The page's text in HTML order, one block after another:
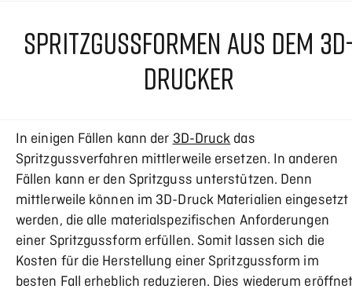
SPRITZGUSSFORMEN AUS DEM
DRUCKER
In einigen Fällen kann der3D-Druckdas
Spritzgussverfahren mittlerweile ersetzen. In anderen
Fällen kann er den Spritzguss unterstützen. Denn
mittlerweile können im 3D-Druck Materialien eingesetzt
werden, die alle materialspezifischen Anforderungen
einer Spritzgussform erfüllen. Somit lassen sich die
Kosten für die Herstellung einer Spritzgussform im
besten Fall erheblich reduzieren. Dies wiederum